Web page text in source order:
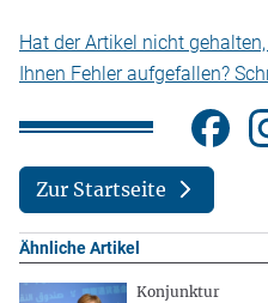
Hat der Artikel nicht
Ihnen Fehler aufgefallen?
Zur Startseite
Ähnliche Artikel
Konjunktur